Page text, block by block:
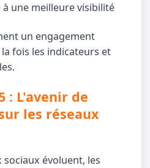
une meilleure visibilité
un engagement
fois les indicateurs et
: L'avenir de
les réseaux
évoluent, les